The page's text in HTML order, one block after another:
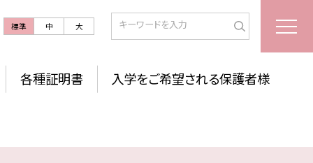
標準 中 大
各種証明書 入学をご希望される保護者様